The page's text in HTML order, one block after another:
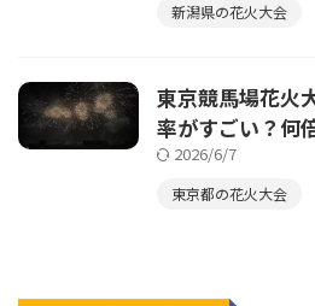
新潟県の花火大会
東京競馬場花火
率がすごい？何
2026/6/7
東京都の花火大会